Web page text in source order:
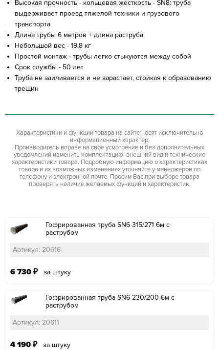
Высокая прочность - кольцевая жесткость - SN8: труба
выдерживает проезд тяжелой техники и грузового
транспорта
Длина трубы 6 метров + длина раструба
Небольшой вес - 19,8 кг
Простой монтаж - трубы легко стыкуются между собой
Срок службы - 50 лет
Труба не заиливается и не зарастает, стойкая к образованию
трещин
Характеристики и функции товара на сайте носят исключительно
информационный характер.
Производитель вправе на свое усмотрение и без дополнительных
уведомлений изменить комплектацию, внешний вид и технические
характеристики товара. Подробную информацию о характеристиках
товара и их возможных изменениях уточняйте у менеджеров по
телефону и электронной почте. Просим Вас при выборе товара
проверять наличие желаемых функций и характеристик.
Гофрированная труба SN6 315/271 6м с
раструбом
Артикул: 20616
6 730 ₽ за штуку
Гофрированная труба SN6 230/200 6м с
раструбом
Артикул: 20611
4 190 ₽ за штуку